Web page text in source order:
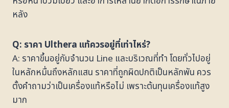
หลัง
Q: ราคา Ulthera แท้ควรอยู่ที่เท่าไหร่?
A: ราคาขึ้นอยู่กับจำนวน Line และบริเวณที่ทำ โดยทั่วไปอยู่
ในหลักหมื่นถึงหลักแสน ราคาที่ถูกผิดปกติเป็นหลักพัน ควร
ตั้งคำถามว่าเป็นเครื่องแท้หรือไม่ เพราะต้นทุนเครื่องแท้สูง
มาก